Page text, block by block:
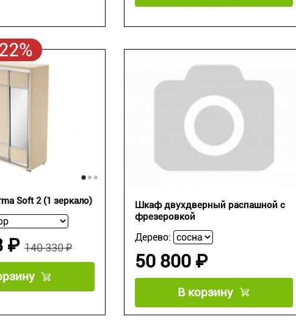
22%
Soft 2 (1 зеркало)
140 330 ₽
₽
Шкаф двухдверный распашной с
фрезеровкой
Дерево:
50 800 ₽
В корзину